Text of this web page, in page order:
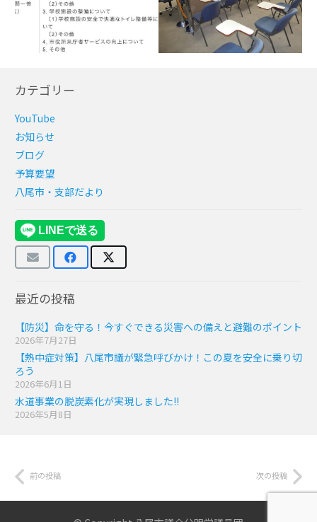
カテゴリー
YouTube
お知らせ
ブログ
予算要望
八尾市・支部だより
最近の投稿
【防災】命を守る！今すぐできる災害への備えと避難のポイント
2026年7月27日
【熱中症対策】八尾市議が緊急呼びかけ！この夏を安全に乗り切
ろう
2026年6月1日
水道事業の脱炭素化が実現しました!!
2026年5月8日
前の投稿 次の投稿